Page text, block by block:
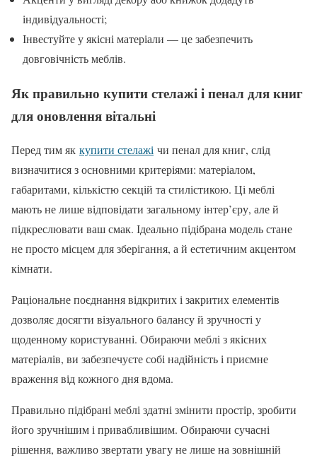
індивідуальності;
Інвестуйте у якісні матеріали — це забезпечить
довговічність меблів.
Як правильно купити стелажі і пенал для книг
для оновлення вітальні
Перед тим як купити стелажі чи пенал для книг, слід
визначитися з основними критеріями: матеріалом,
габаритами, кількістю секцій та стилістикою. Ці меблі
мають не лише відповідати загальному інтер’єру, але й
підкреслювати ваш смак. Ідеально підібрана модель стане
не просто місцем для зберігання, а й естетичним акцентом
кімнати.
Раціональне поєднання відкритих і закритих елементів
дозволяє досягти візуального балансу й зручності у
щоденному користуванні. Обираючи меблі з якісних
матеріалів, ви забезпечуєте собі надійність і приємне
враження від кожного дня вдома.
Правильно підібрані меблі здатні змінити простір, зробити
його зручнішим і привабливішим. Обираючи сучасні
рішення, важливо звертати увагу не лише на зовнішній